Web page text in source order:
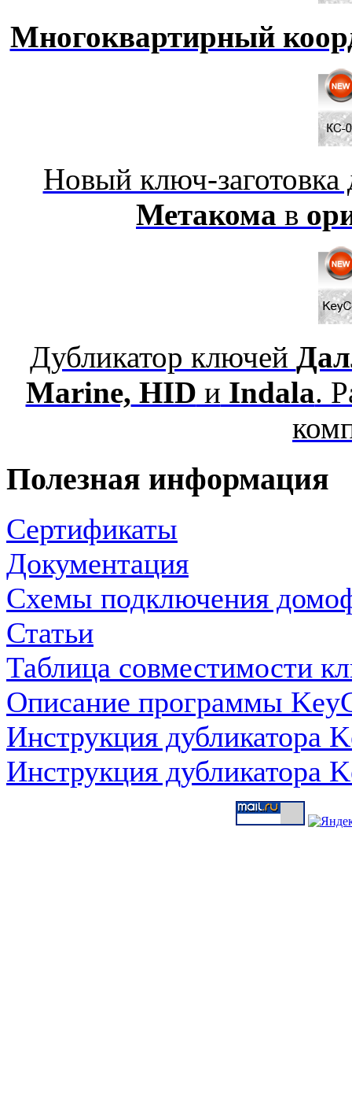
Многоквартирный
Новый ключ-
Метакома в
Дубликатор ключей
Marine, HID и Indala.
Полезная информация
Сертификаты
Документация
Схемы подключения
Статьи
Таблица совместимости
Описание программы
Инструкция дубликатора
Инструкция дубликатора